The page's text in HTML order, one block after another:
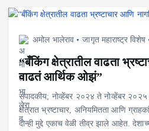
अमोल भालेराव जागृत महाराष्ट्र विशेष
“बँकिंग क्षेत्रातील वाढता
वाढतं आर्थिक ओझं”
संपादकीय; नोव्हेंबर २०२४ ते नोव्हेंबर २०२५
क्षेत्रात भ्रष्टाचार, अनियमितता आणि
दोन्ही मुद्दे एकाच वेळी तीव्र झाले आहेत.